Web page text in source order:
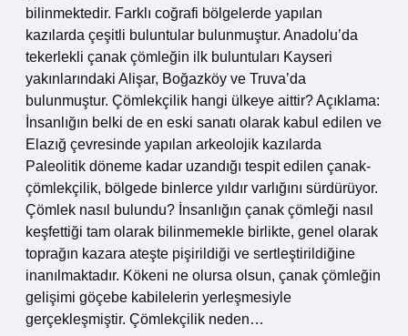
bilinmektedir. Farklı coğrafi bölgelerde yapılan
kazılarda çeşitli buluntular bulunmuştur. Anadolu’da
tekerlekli çanak çömleğin ilk buluntuları Kayseri
yakınlarındaki Alişar, Boğazköy ve Truva’da
bulunmuştur. Çömlekçilik hangi ülkeye aittir? Açıklama:
İnsanlığın belki de en eski sanatı olarak kabul edilen ve
Elazığ çevresinde yapılan arkeolojik kazılarda
Paleolitik döneme kadar uzandığı tespit edilen çanak-
çömlekçilik, bölgede binlerce yıldır varlığını sürdürüyor.
Çömlek nasıl bulundu? İnsanlığın çanak çömleği nasıl
keşfettiği tam olarak bilinmemekle birlikte, genel olarak
toprağın kazara ateşte pişirildiği ve sertleştirildiğine
inanılmaktadır. Kökeni ne olursa olsun, çanak çömleğin
gelişimi göçebe kabilelerin yerleşmesiyle
gerçekleşmiştir. Çömlekçilik neden…